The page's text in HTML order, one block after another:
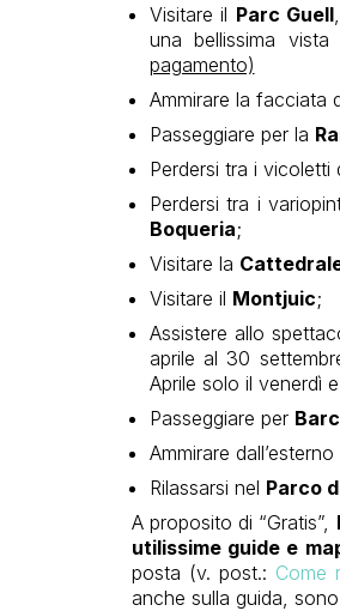
Visitare il Parc Guell
una bellissima
pagamento)
Ammirare la facciata
Passeggiare per la
Perdersi tra i vicoletti
Perdersi tra i
Boqueria;
Visitare la
Visitare il Montjuic;
Assistere allo
aprile al 30
Aprile solo il venerdì
Passeggiare per
Ammirare
Rilassarsi nel Parco
A proposito di “Gratis”,
utilissime guide e
posta (v. post.: Come
anche sulla guida,